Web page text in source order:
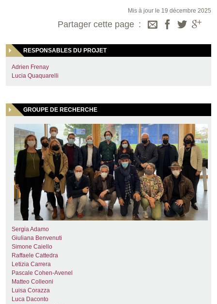
Mis à jour le 19 décembre 2025
Partager cette page
RESPONSABLES DU PROJET
Adrien Frenay
Lucia Quaquarelli
GROUPE DE RECHERCHE
Sergia Adamo
Giuliana Benvenuti
Simone Caiello
Raffaele Cattedra
Letizia Carrera
Pascale Cohen-Avenel
Matteo Colleoni
Luisa Corazza
Luca Daconto